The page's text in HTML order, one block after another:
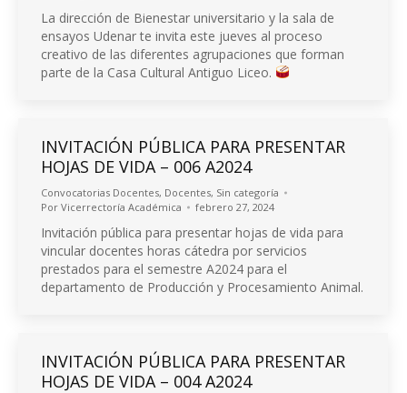
La dirección de Bienestar universitario y la sala de
ensayos Udenar te invita este jueves al proceso
creativo de las diferentes agrupaciones que forman
parte de la Casa Cultural Antiguo Liceo.
INVITACIÓN PÚBLICA PARA PRESENTAR
HOJAS DE VIDA – 006 A2024
Convocatorias Docentes, Docentes, Sin categoría
Por Vicerrectoría Académica febrero 27, 2024
Invitación pública para presentar hojas de vida para
vincular docentes horas cátedra por servicios
prestados para el semestre A2024 para el
departamento de Producción y Procesamiento Animal.
INVITACIÓN PÚBLICA PARA PRESENTAR
HOJAS DE VIDA – 004 A2024